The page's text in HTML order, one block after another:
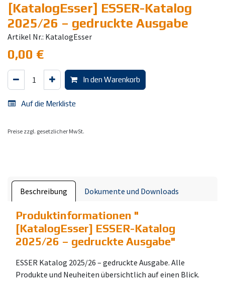
[KatalogEsser] ESSER-Katalog
2025/26 – gedruckte Ausgabe
Artikel Nr.: KatalogEsser
0,00 €
In den Warenkorb
Auf die Merkliste
Preise zzgl. gesetzlicher MwSt.
Beschreibung Dokumente und Downloads
Produktinformationen "
[KatalogEsser] ESSER-Katalog
2025/26 – gedruckte Ausgabe"
ESSER Katalog 2025/26 – gedruckte Ausgabe. Alle
Produkte und Neuheiten übersichtlich auf einen Blick.